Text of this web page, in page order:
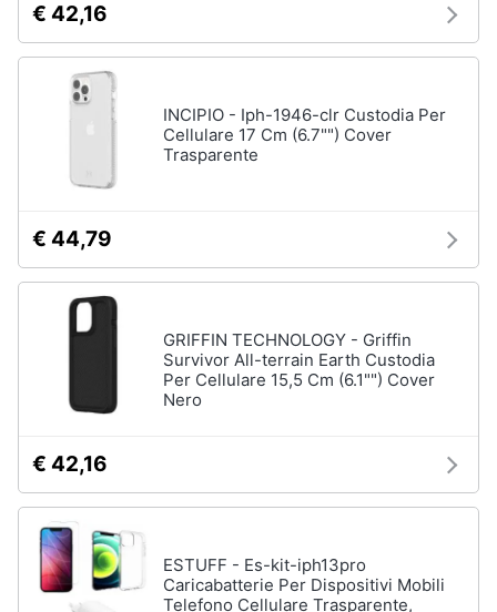
€ 42,16
INCIPIO - Iph-1946-clr Custodia Per
Cellulare 17 Cm (6.7"") Cover
Trasparente
€ 44,79
GRIFFIN TECHNOLOGY - Griffin
Survivor All-terrain Earth Custodia
Per Cellulare 15,5 Cm (6.1"") Cover
Nero
€ 42,16
ESTUFF - Es-kit-iph13pro
Caricabatterie Per Dispositivi Mobili
Telefono Cellulare Trasparente,